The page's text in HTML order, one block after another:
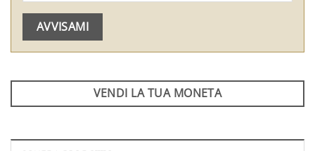
AVVISAMI
VENDI LA TUA MONETA